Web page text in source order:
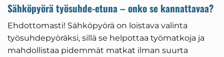
Sähköpyörä työsuhde-etuna – onko se kannattavaa?
Ehdottomasti! Sähköpyörä on loistava valinta
työsuhdepyöräksi, sillä se helpottaa työmatkoja ja
mahdollistaa pidemmät matkat ilman suurta